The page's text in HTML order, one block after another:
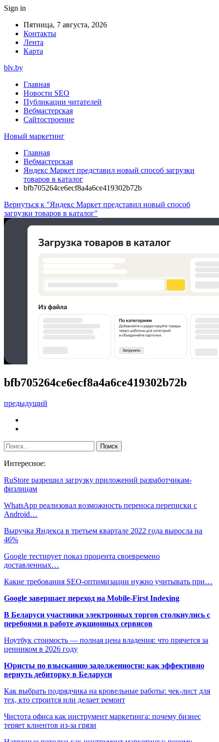
Sign in
Пятница, 7 августа, 2026
Контакты
Лента
Карта
blv.by
Главная
Новости SEO
Публикации читателей
Вебмастерская
Сайтостроение
Новый маркетинг
Главная
Вебмастерская
Яндекс Маркет представил новый способ загрузки
товаров в каталог
bfb705264ce6ecf8a4a6ce419302b72b
Вернуться к "Яндекс Маркет представил новый способ
загрузки товаров в каталог"
bfb705264ce6ecf8a4a6ce419302b72b
предыдущий
Интересное:
RuStore разрешил загрузку приложений разработчикам-
физлицам
WhatsApp реализовал возможность переноса переписки с
Android…
Выручка Яндекса в третьем квартале 2022 года выросла на
46%
Google тестирует показ процента своевремено
доставленных…
Какие требования SEO-оптимизации нужно учитывать при…
Google завершает переход на Mobile-First Indexing
В Беларуси участники электронных торгов столкнулись с
перебоями в работе аукционных сервисов
Ноутбук стоимость — полная цена владения: что прячется за
ценником в 2026 году
Юристы по взысканию задолженности: как эффективно
вернуть дебиторку в Беларуси
Как выбрать подрядчика на кровельные работы: чек-лист для
тех, кто строится или делает ремонт
Чистота офиса как инструмент маркетинга: почему бизнес
теряет клиентов из-за грязи